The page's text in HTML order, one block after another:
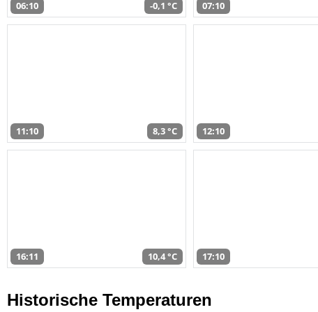
06:10 -0,1 °C 07:10
11:10 8,3 °C 12:10
16:11 10,4 °C 17:10
Historische Temperaturen